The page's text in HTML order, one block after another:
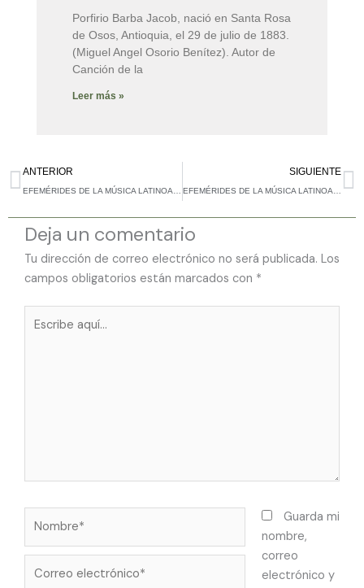
Porfirio Barba Jacob, nació en Santa Rosa
de Osos, Antioquia, el 29 de julio de 1883.
(Miguel Angel Osorio Benítez). Autor de
Canción de la
Leer más »
Ant
ANTERIOR SIGUIENTE
Deja un comentario
Tu dirección de correo electrónico no será publicada. Los
campos obligatorios están marcados con *
electrónico*
Guarda mi
nombre,
correo
electrónico y